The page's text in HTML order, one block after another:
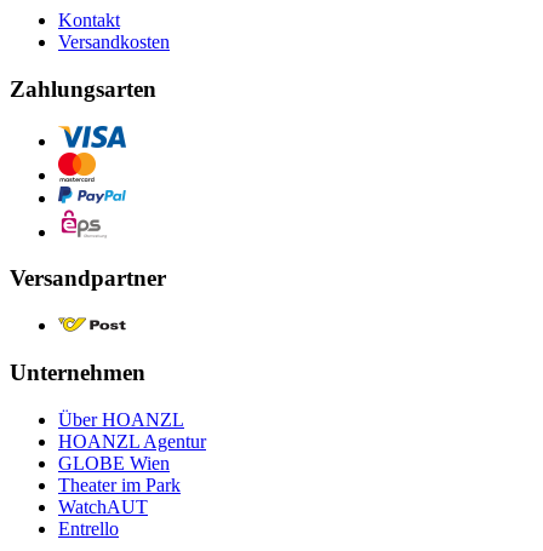
Kontakt
Versandkosten
Zahlungsarten
Versandpartner
Unternehmen
Über HOANZL
HOANZL Agentur
GLOBE Wien
Theater im Park
WatchAUT
Entrello